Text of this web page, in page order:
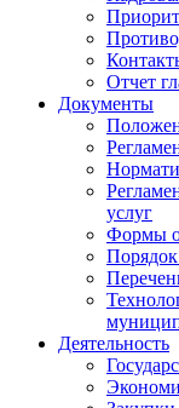
Отчет
Документы
услуг
Формы
Деятельность